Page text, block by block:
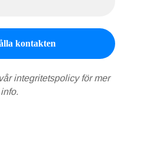
integritetspolicyför mer
info.